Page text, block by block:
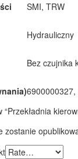
SMI, TRW
Hydrauliczny
Bez czujnika
“Przekładnia
zostanie